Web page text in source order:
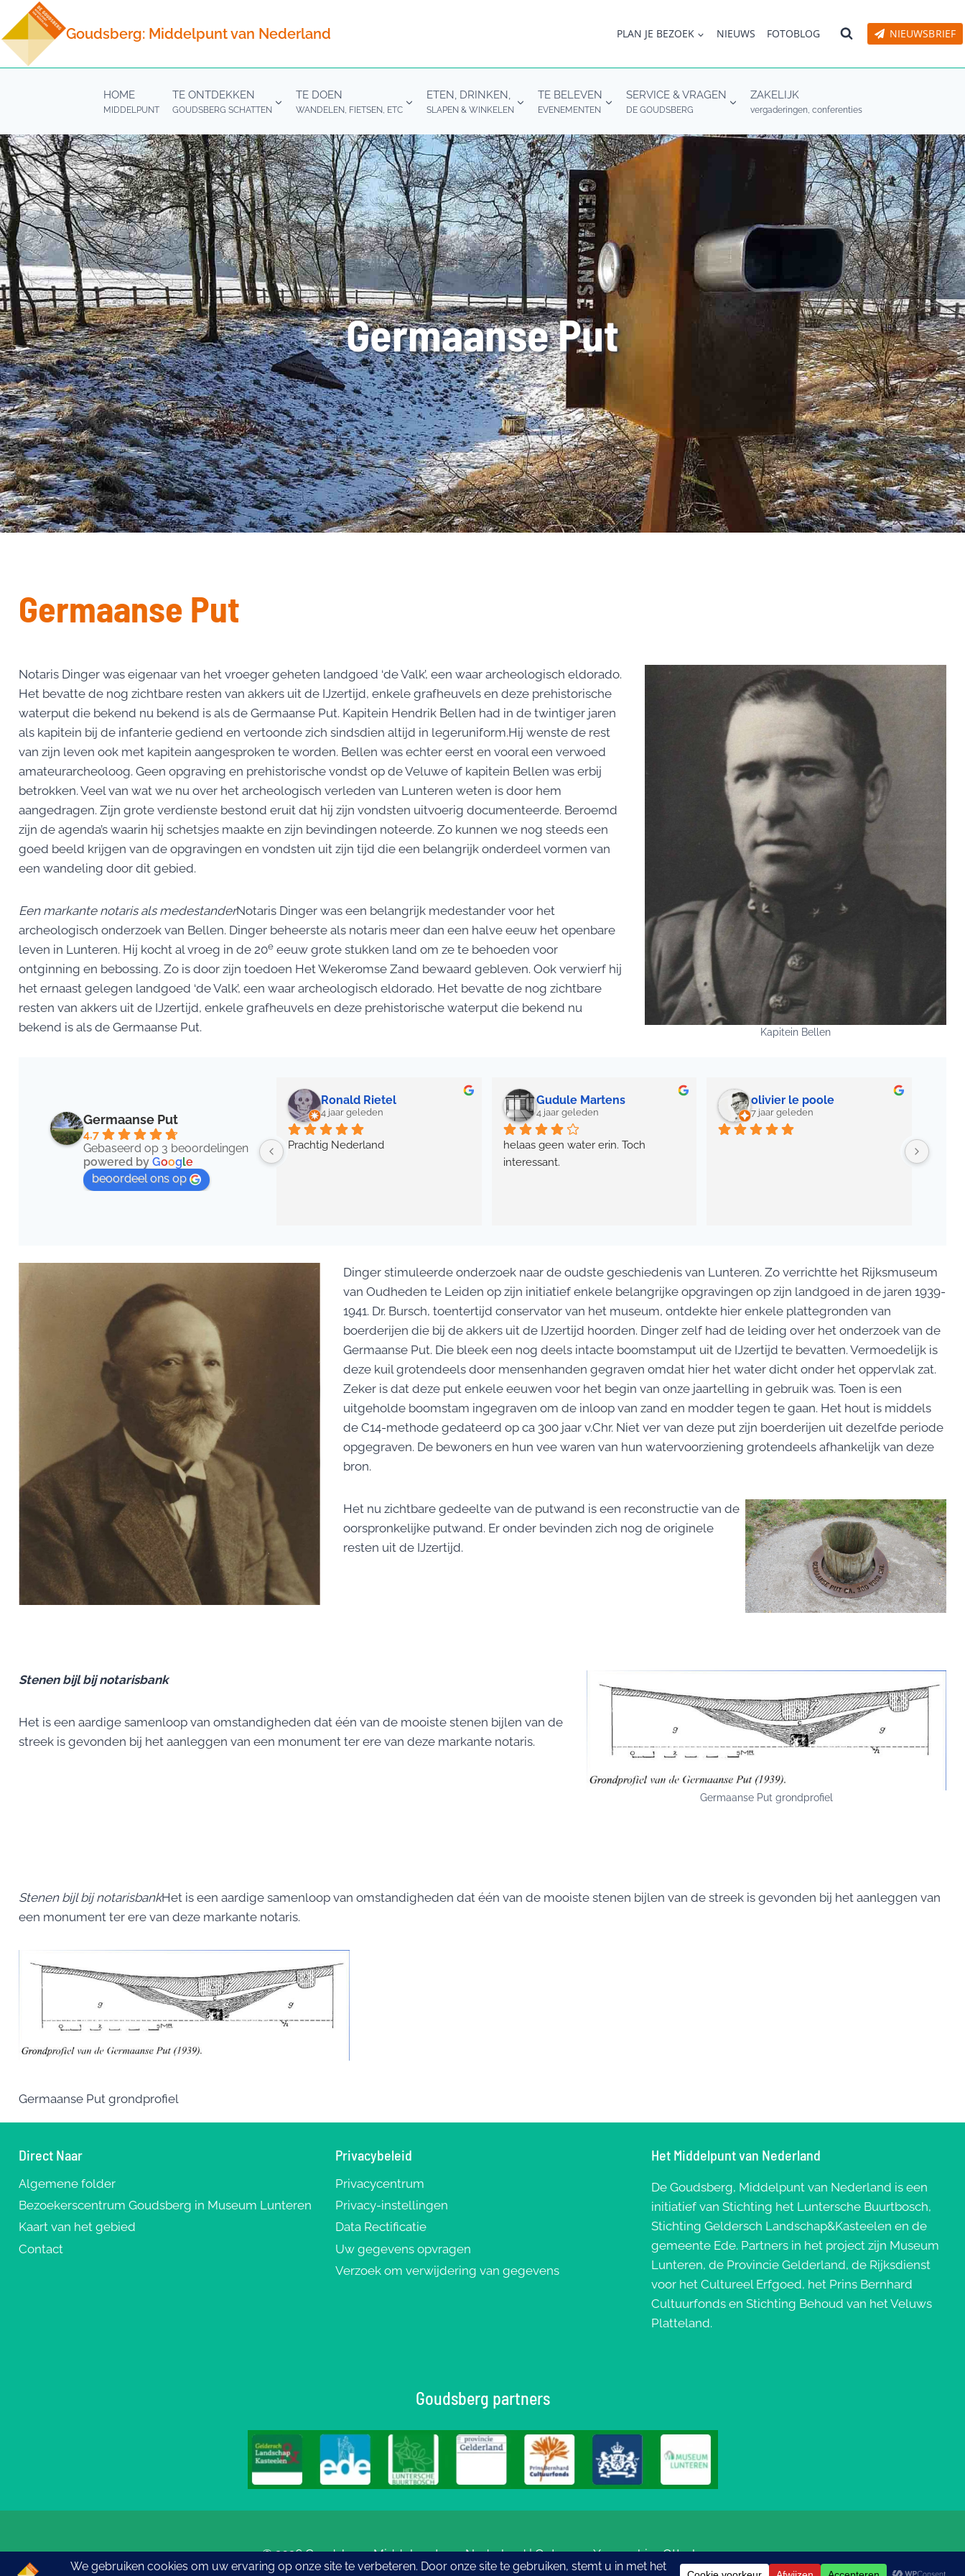
Doorgaan
naar
inhoud
Goudsberg: Middelpunt van Nederland PLAN JE BEZOEK NIEUWS FOTOBLOG NIEUWSBRIEF
HOME
MIDDELPUNT
TE ONTDEKKEN
GOUDSBERG SCHATTEN
TE DOEN
WANDELEN, FIETSEN, ETC
ETEN, DRINKEN,
SLAPEN & WINKELEN
TE BELEVEN
EVENEMENTEN
SERVICE & VRAGEN
DE GOUDSBERG
ZAKELIJK
vergaderingen, conferenties
Germaanse Put
Germaanse Put
Notaris Dinger was eigenaar van het vroeger geheten landgoed ‘de Valk’, een waar archeologisch eldorado.
Het bevatte de nog zichtbare resten van akkers uit de IJzertijd, enkele grafheuvels en deze prehistorische
waterput die bekend nu bekend is als de Germaanse Put. Kapitein Hendrik Bellen had in de twintiger jaren
als kapitein bij de infanterie gediend en vertoonde zich sindsdien altijd in legeruniform.Hij wenste de rest
van zijn leven ook met kapitein aangesproken te worden. Bellen was echter eerst en vooral een verwoed
amateurarcheoloog. Geen opgraving en prehistorische vondst op de Veluwe of kapitein Bellen was erbij
betrokken. Veel van wat we nu over het archeologisch verleden van Lunteren weten is door hem
aangedragen. Zijn grote verdienste bestond eruit dat hij zijn vondsten uitvoerig documenteerde. Beroemd
zijn de agenda’s waarin hij schetsjes maakte en zijn bevindingen noteerde. Zo kunnen we nog steeds een
goed beeld krijgen van de opgravingen en vondsten uit zijn tijd die een belangrijk onderdeel vormen van
een wandeling door dit gebied.
Een markante notaris als medestanderNotaris Dinger was een belangrijk medestander voor het
archeologisch onderzoek van Bellen. Dinger beheerste als notaris meer dan een halve eeuw het openbare
leven in Lunteren. Hij kocht al vroeg in de 20e eeuw grote stukken land om ze te behoeden voor
ontginning en bebossing. Zo is door zijn toedoen Het Wekeromse Zand bewaard gebleven. Ook verwierf hij
het ernaast gelegen landgoed ‘de Valk’, een waar archeologisch eldorado. Het bevatte de nog zichtbare
resten van akkers uit de IJzertijd, enkele grafheuvels en deze prehistorische waterput die bekend nu
bekend is als de Germaanse Put.
Kapitein Bellen
Germaanse Put
4.7
Gebaseerd op 3 beoordelingen
powered by Google
beoordeel ons op
Ronald Rietel
4 jaar geleden
Prachtig Nederland
Gudule Martens
4 jaar geleden
helaas geen water erin. Toch
interessant.
olivier le poole
7 jaar geleden
Dinger stimuleerde onderzoek naar de oudste geschiedenis van Lunteren. Zo verrichtte het Rijksmuseum
van Oudheden te Leiden op zijn initiatief enkele belangrijke opgravingen op zijn landgoed in de jaren 1939-
1941. Dr. Bursch, toentertijd conservator van het museum, ontdekte hier enkele plattegronden van
boerderijen die bij de akkers uit de IJzertijd hoorden. Dinger zelf had de leiding over het onderzoek van de
Germaanse Put. Die bleek een nog deels intacte boomstamput uit de IJzertijd te bevatten. Vermoedelijk is
deze kuil grotendeels door mensenhanden gegraven omdat hier het water dicht onder het oppervlak zat.
Zeker is dat deze put enkele eeuwen voor het begin van onze jaartelling in gebruik was. Toen is een
uitgeholde boomstam ingegraven om de inloop van zand en modder tegen te gaan. Het hout is middels
de C14-methode gedateerd op ca 300 jaar v.Chr. Niet ver van deze put zijn boerderijen uit dezelfde periode
opgegraven. De bewoners en hun vee waren van hun watervoorziening grotendeels afhankelijk van deze
bron.
Het nu zichtbare gedeelte van de putwand is een reconstructie van de
oorspronkelijke putwand. Er onder bevinden zich nog de originele
resten uit de IJzertijd.
Stenen bijl bij notarisbank
Het is een aardige samenloop van omstandigheden dat één van de mooiste stenen bijlen van de
streek is gevonden bij het aanleggen van een monument ter ere van deze markante notaris.
Germaanse Put grondprofiel
Stenen bijl bij notarisbankHet is een aardige samenloop van omstandigheden dat één van de mooiste stenen bijlen van de streek is gevonden bij het aanleggen van
een monument ter ere van deze markante notaris.
Germaanse Put grondprofiel
Direct Naar
Algemene folder
Bezoekerscentrum Goudsberg in Museum Lunteren
Kaart van het gebied
Contact
Privacybeleid
Privacycentrum
Privacy-instellingen
Data Rectificatie
Uw gegevens opvragen
Verzoek om verwijdering van gegevens
Het Middelpunt van Nederland
De Goudsberg, Middelpunt van Nederland is een
initiatief van Stichting het Luntersche Buurtbosch,
Stichting Geldersch Landschap&Kasteelen en de
gemeente Ede. Partners in het project zijn Museum
Lunteren, de Provincie Gelderland, de Rijksdienst
voor het Cultureel Erfgoed, het Prins Bernhard
Cultuurfonds en Stichting Behoud van het Veluws
Platteland.
Goudsberg partners
© 2026 Goudsberg: Middelpunt van Nederland | OntwerpeYe-graphicsOtterlo